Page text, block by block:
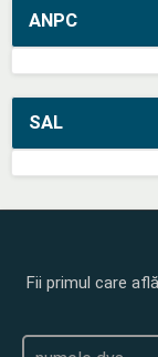
ANPC
SAL
Fii primul care